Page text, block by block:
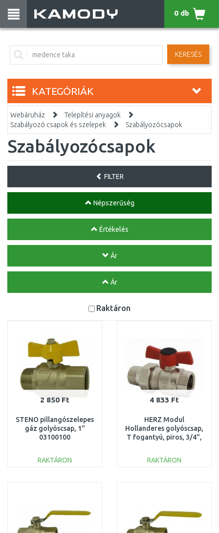
KERESÉS
0 db
KATEGÓRIÁK
Webáruház
Telepítési anyagok
Szabályozó csapok és szelepek
Szabályozócsapok
Szabályozócsapok
FILTER
Népszerűség
Értékelés
Ár
Ár
Raktáron
2 850 Ft
STENO pillangószelepes
gáz golyóscsap, 1"
03100100
RAKTÁRON
4 833 Ft
HERZ Modul
Hollanderes golyóscsap,
T fogantyú, piros, 3/4",
RAKTÁRON